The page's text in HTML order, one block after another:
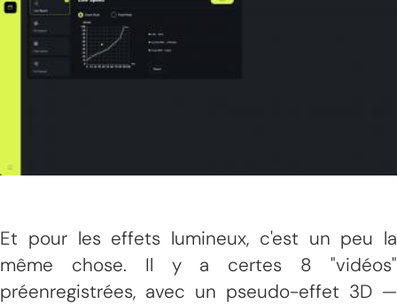
Et pour les effets lumineux, c'est un peu la
même chose. Il y a certes 8 "vidéos"
préenregistrées, avec un pseudo-effet 3D —